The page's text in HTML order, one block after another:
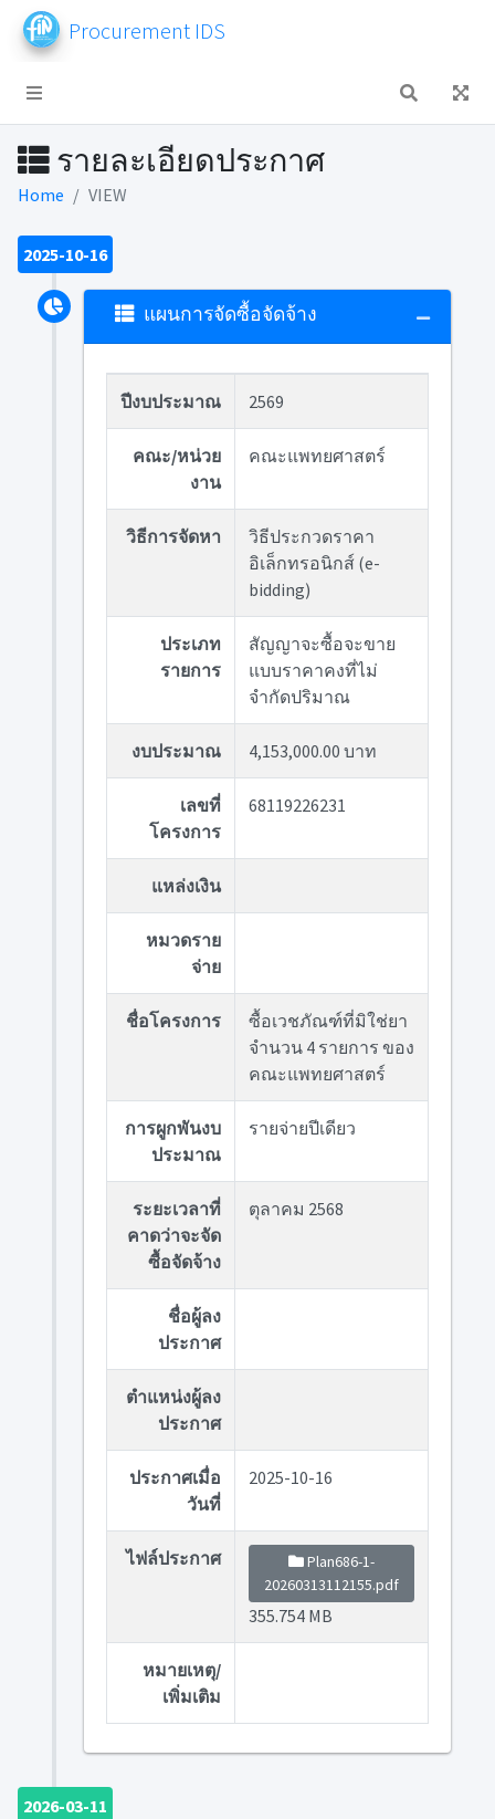
Procurement IDS
รายละเอียดประกาศ
Home VIEW
2025-10-16
แผนการจัดซื้อจัดจ้าง
ปีงบประมาณ 2569
คณะ/หน่วย
งาน
คณะแพทยศาสตร์
วิธีการจัดหา
วิธีประกวดราคา
อิเล็กทรอนิกส์ (e-
bidding)
ประเภท
รายการ
สัญญาจะซื้อจะขาย
แบบราคาคงที่ไม่
จำกัดปริมาณ
งบประมาณ 4,153,000.00 บาท
เลขที่
โครงการ
68119226231
แหล่งเงิน
หมวดราย
จ่าย
ชื่อโครงการ
ซื้อเวชภัณฑ์ที่มิใช่ยา
จำนวน 4 รายการ ของ
คณะแพทยศาสตร์
การผูกพันงบ
ประมาณ
รายจ่ายปีเดียว
ระยะเวลาที่
คาดว่าจะจัด
ซื้อจัดจ้าง
ตุลาคม 2568
ชื่อผู้ลง
ประกาศ
ตำแหน่งผู้ลง
ประกาศ
ประกาศเมื่อ
วันที่
2025-10-16
ไฟล์ประกาศ
Plan686-1-
20260313112155.pdf
355.754 MB
หมายเหตุ/
เพิ่มเติม
2026-03-11